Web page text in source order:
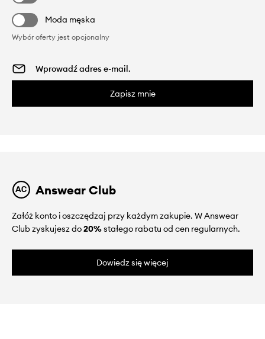
Moda męska
Wybór oferty jest opcjonalny
Zapisz mnie
Answear Club
Załóż konto i oszczędzaj przy każdym zakupie. W Answear
Club zyskujesz do20%stałego rabatu od cen regularnych.
Dowiedz się więcej